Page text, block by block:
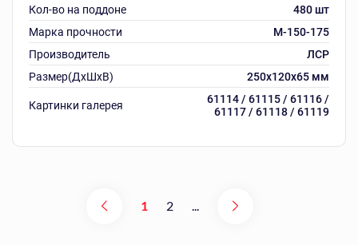
Кол-во на поддоне
480 шт
Марка прочности
М-150-175
Производитель
ЛСР
Размер(ДхШхВ)
250х120х65 мм
Картинки галерея
61114 / 61115 / 61116 /
61117 / 61118 / 61119
1 2 ...